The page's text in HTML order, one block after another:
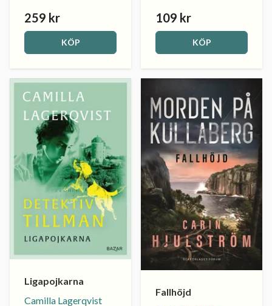
259 kr
KÖP
109 kr
KÖP
Ligapojkarna
Camilla Lagerqvist
Fallhöjd